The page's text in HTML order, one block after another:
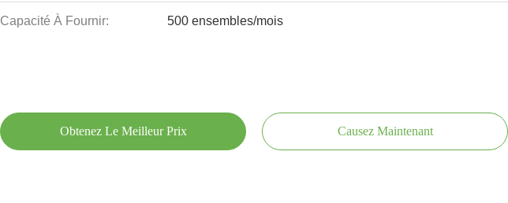
Capacité À Fournir: 500 ensembles/mois
Obtenez Le Meilleur Prix Causez Maintenant